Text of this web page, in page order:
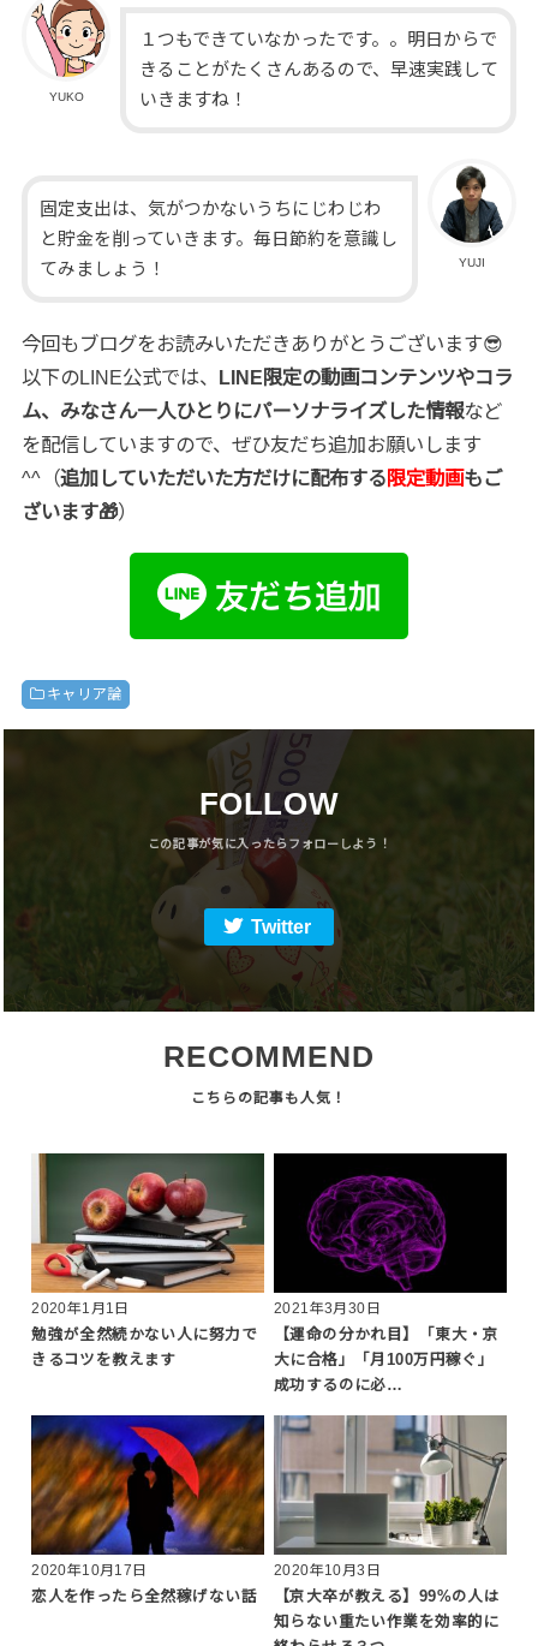
YUKO
１つもできていなかったです。。明日からで
きることがたくさんあるので、早速実践して
いきますね！
YUJI
固定支出は、気がつかないうちにじわじわ
と貯金を削っていきます。毎日節約を意識し
てみましょう！
今回もブログをお読みいただきありがとうございます😎
以下のLINE公式では、
LINE限定の動画コンテンツやコラ
ム、みなさん一人ひとりにパーソナライズした情報など
を配信していますので、ぜひ友だち追加お願いします
^^（追加していただいた方だけに配布する限定動画もご
ざいます🎁）
キャリア論
FOLLOW
Twitter
RECOMMEND
2020年1月1日
勉強が全然続かない人に努力で
きるコツを教えます
2021年3月30日
【運命の分かれ目】「東大・京
大に合格」「月100万円稼ぐ」
成功するのに必…
2020年10月17日
恋人を作ったら全然稼げない話
2020年10月3日
【京大卒が教える】99%の人は
知らない重たい作業を効率的に